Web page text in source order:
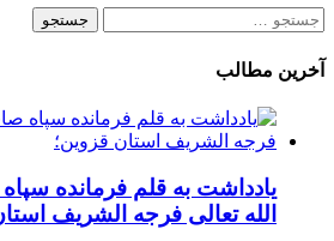
جستجو
آخرین مطالب
یادداشت به قلم فرمانده
الله تعالی فرجه الشریف